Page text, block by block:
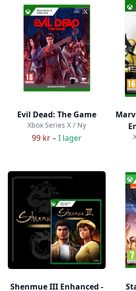
Evil Dead: The Game
Xbox Series X / Ny
99 kr –I lager
Shenmue III Enhanced -